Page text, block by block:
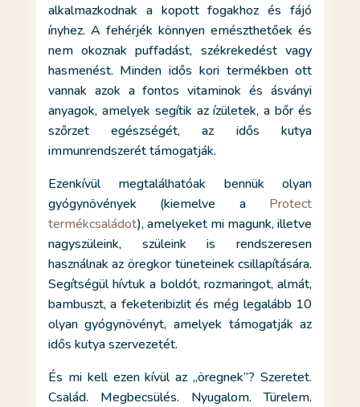
alkalmazkodnak a kopott fogakhoz és fájó
ínyhez. A fehérjék könnyen emészthetőek és
nem okoznak puffadást, székrekedést vagy
hasmenést. Minden idős kori termékben ott
vannak azok a fontos vitaminok és ásványi
anyagok, amelyek segítik az ízületek, a bőr és
szőrzet egészségét, az idős kutya
immunrendszerét támogatják.
Ezenkívül megtalálhatóak bennük olyan
gyógynövények (kiemelve aProtect
termékcsaládot), amelyeket mi magunk, illetve
nagyszüleink, szüleink is rendszeresen
használnak az öregkor tüneteinek csillapítására.
Segítségül hívtuk a boldót, rozmaringot, almát,
bambuszt, a feketeribizlit és még legalább 10
olyan gyógynövényt, amelyek támogatják az
idős kutya szervezetét.
És mi kell ezen kívül az „öregnek”? Szeretet.
Család. Megbecsülés. Nyugalom. Türelem.